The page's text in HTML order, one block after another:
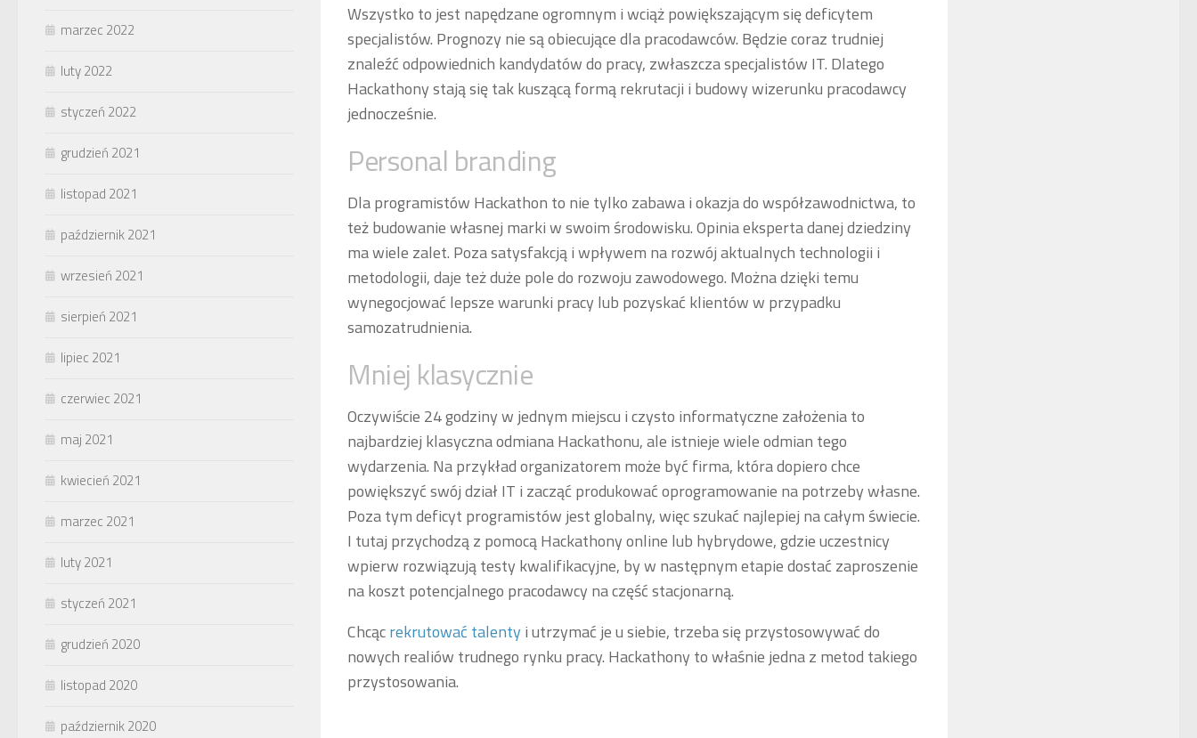
Wszystko to jest napędzane ogromnym i wciąż powiększającym się deficytem
specjalistów. Prognozy nie są obiecujące dla pracodawców. Będzie coraz trudniej
znaleźć odpowiednich kandydatów do pracy, zwłaszcza specjalistów IT. Dlatego
Hackathony stają się tak kuszącą formą rekrutacji i budowy wizerunku pracodawcy
jednocześnie.
Personal branding
Dla programistów Hackathon to nie tylko zabawa i okazja do współzawodnictwa, to
też budowanie własnej marki w swoim środowisku. Opinia eksperta danej dziedziny
ma wiele zalet. Poza satysfakcją i wpływem na rozwój aktualnych technologii i
metodologii, daje też duże pole do rozwoju zawodowego. Można dzięki temu
wynegocjować lepsze warunki pracy lub pozyskać klientów w przypadku
samozatrudnienia.
Mniej klasycznie
Oczywiście 24 godziny w jednym miejscu i czysto informatyczne założenia to
najbardziej klasyczna odmiana Hackathonu, ale istnieje wiele odmian tego
wydarzenia. Na przykład organizatorem może być firma, która dopiero chce
powiększyć swój dział IT i zacząć produkować oprogramowanie na potrzeby własne.
Poza tym deficyt programistów jest globalny, więc szukać najlepiej na całym świecie.
I tutaj przychodzą z pomocą Hackathony online lub hybrydowe, gdzie uczestnicy
wpierw rozwiązują testy kwalifikacyjne, by w następnym etapie dostać zaproszenie
na koszt potencjalnego pracodawcy na część stacjonarną.
Chcącrekrutować talenty i utrzymać je u siebie, trzeba się przystosowywać do
nowych realiów trudnego rynku pracy. Hackathony to właśnie jedna z metod takiego
przystosowania.
marzec 2022
luty 2022
styczeń 2022
grudzień 2021
listopad 2021
październik 2021
wrzesień 2021
sierpień 2021
lipiec 2021
czerwiec 2021
maj 2021
kwiecień 2021
marzec 2021
luty 2021
styczeń 2021
grudzień 2020
listopad 2020
październik 2020